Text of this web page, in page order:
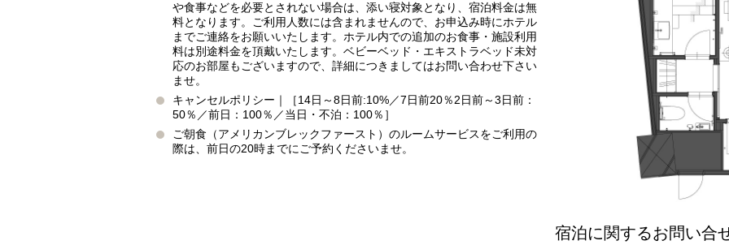
や食事などを必要とされない場合は、添い寝対象となり、宿泊料金は無
料となります。ご利用人数には含まれませんので、お申込み時にホテル
までご連絡をお願いいたします。ホテル内での追加のお食事・施設利用
料は別途料金を頂戴いたします。ベビーベッド・エキストラベッド未対
応のお部屋もございますので、詳細につきましてはお問い合わせ下さい
ませ。
キャンセルポリシー｜［14日～8日前:10%／7日前20％2日前～3日前：
50％／前日：100％／当日・不泊：100％］
ご朝食（アメリカンブレックファースト）のルームサービスをご利用の
際は、前日の20時までにご予約くださいませ。
宿泊に関するお問い合